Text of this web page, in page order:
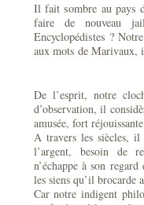
Il fait sombre au pays
faire de nouveau
Encyclopédistes ?
aux mots de
De l’esprit, notre
d’observation, il
amusée, fort
A travers les siècles,
l’argent, besoin de
n’échappe à son
les siens qu’il brocarde
Car notre indigent